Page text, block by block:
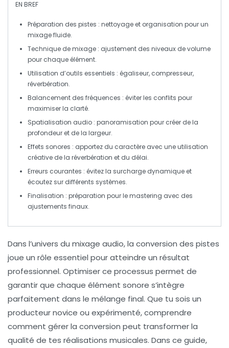
EN BREF
Préparation des pistes : nettoyage et organisation pour un
mixage fluide.
Technique demixage : ajustement des niveaux de volume
pour chaque élément.
Utilisation d’outils essentiels : égaliseur, compresseur,
réverbération.
Balancement des fréquences : éviter les conflits pour
maximiser la clarté.
Spatialisation audio : panoramisation pour créer de la
profondeur et de la largeur.
Effets sonores : apportez du caractère avec une utilisation
créative de la réverbération et du délai.
Erreurs courantes : évitez la surcharge dynamique et
écoutez sur différents systèmes.
Finalisation : préparation pour le mastering avec des
ajustements finaux.
Dans l’univers du mixage audio, la conversion des pistes
joue un rôle essentiel pour atteindre un résultat
professionnel. Optimiser ce processus permet de
garantir que chaque élément sonore s’intègre
parfaitement dans le mélange final. Que tu sois un
producteur novice ou expérimenté, comprendre
comment gérer la conversion peut transformer la
qualité de tes réalisations musicales. Dans ce guide,